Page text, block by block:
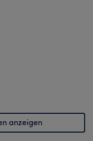
anzeigen